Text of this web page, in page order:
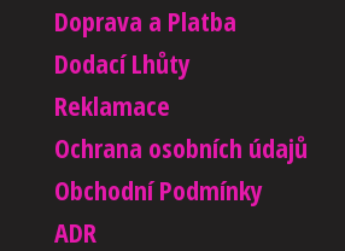
Doprava a Platba
Dodací Lhůty
Reklamace
Ochrana osobních údajů
Obchodní Podmínky
ADR